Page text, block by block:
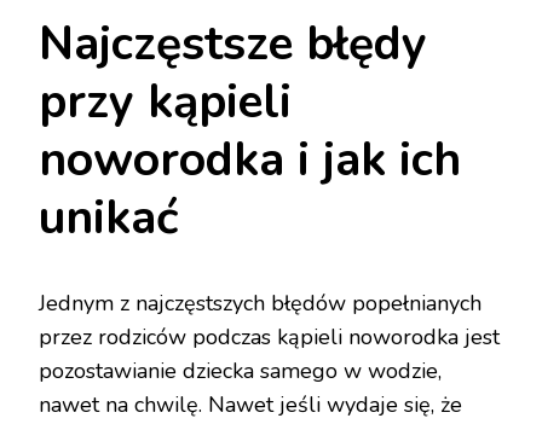
Najczęstsze błędy
przy kąpieli
noworodka i jak ich
unikać
Jednym z najczęstszych błędów popełnianych
przez rodziców podczas kąpieli noworodka jest
pozostawianie dziecka samego w wodzie,
nawet na chwilę. Nawet jeśli wydaje się, że